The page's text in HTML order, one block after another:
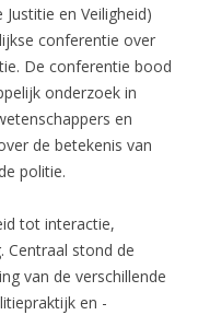
en Veiligheid)
conferentie over
De conferentie bood
onderzoek in
en
de betekenis van
politie.
tot interactie,
Centraal stond de
van de verschillende
en -